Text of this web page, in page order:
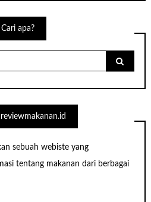
Cari apa?
reviewmakanan.id
sebuah webiste yang
tentang makanan dari berbagai